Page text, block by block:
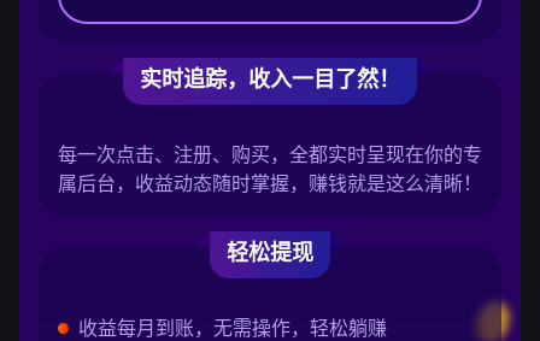
实时追踪，收入一目了然！
每一次点击、注册、购买，全都实时呈现在你的专
属后台，收益动态随时掌握，赚钱就是这么清晰！
轻松提现
收益每月到账，无需操作，轻松躺赚